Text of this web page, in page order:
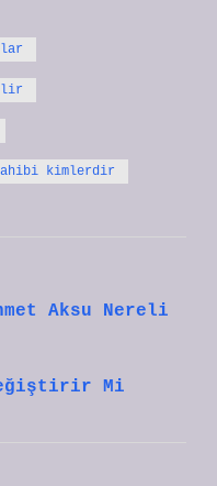
kimlerdir
Aksu Nereli
Mi